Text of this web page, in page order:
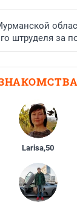
штруделя за
Larisa,50